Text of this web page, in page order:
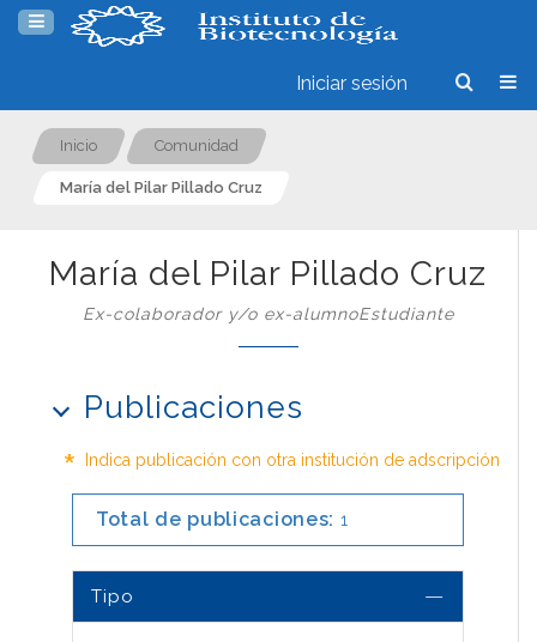
Iniciar sesión
Inicio Comunidad
María del Pilar Pillado Cruz
María del Pilar Pillado Cruz
Ex-colaborador y/o ex-alumnoEstudiante
Publicaciones
* Indica publicación con otra institución de adscripción
Total de publicaciones: 1
Tipo